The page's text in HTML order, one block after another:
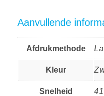
Aanvullende
Afdrukmethode
Kleur
Snelheid